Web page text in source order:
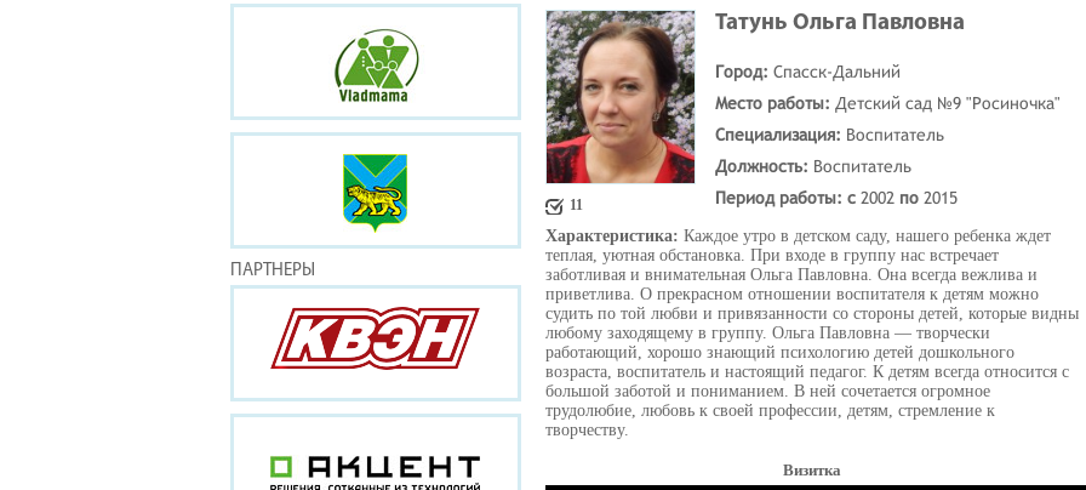
ПАРТНЕРЫ
11
Татунь Ольга Павловна
Город: Спасск-Дальний
Место работы: Детский сад №9 "Росиночка"
Специализация: Воспитатель
Должность: Воспитатель
Период работы: с2002 по 2015
Характеристика: Каждое утро в детском саду, нашего ребенка ждет
теплая, уютная обстановка. При входе в группу нас встречает
заботливая и внимательная Ольга Павловна. Она всегда вежлива и
приветлива. О прекрасном отношении воспитателя к детям можно
судить по той любви и привязанности со стороны детей, которые видны
любому заходящему в группу. Ольга Павловна — творчески
работающий, хорошо знающий психологию детей дошкольного
возраста, воспитатель и настоящий педагог. К детям всегда относится с
большой заботой и пониманием. В ней сочетается огромное
трудолюбие, любовь к своей профессии, детям, стремление к
творчеству.
Визитка